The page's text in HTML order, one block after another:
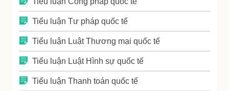
Tiểu luận Tư pháp quốc tế
Tiểu luận Luật Thương mại quốc tế
Tiểu luận Luật Hình sự quốc tế
Tiểu luận Thanh toán quốc tế